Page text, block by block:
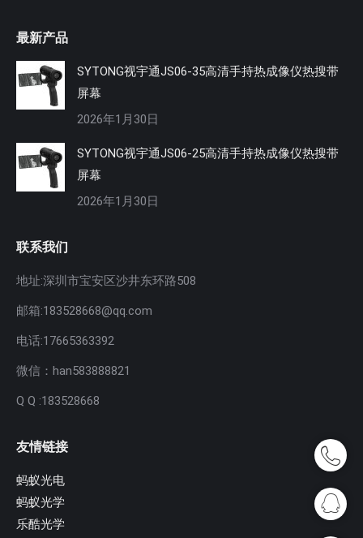
最新产品
SYTONG视宇通JS06-35高清手持热成像仪热搜带
屏幕
2026年1月30日
SYTONG视宇通JS06-25高清手持热成像仪热搜带
屏幕
2026年1月30日
联系我们
地址:深圳市宝安区沙井东环路508
邮箱:183528668@qq.com
电话:17665363392
微信：han583888821
Q Q :183528668
友情链接
蚂蚁光电
蚂蚁光学
乐酷光学